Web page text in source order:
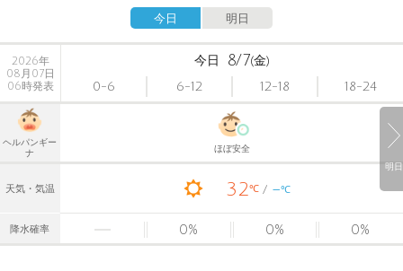
今日 明日
明日
2026年
08月07日
06時発表
今日 8/7(金)
0-6
6-12 12-18 18-24
ヘルパンギー
ナ
ほぼ安全
天気・気温 32℃ -℃
降水確率 0% 0% 0%